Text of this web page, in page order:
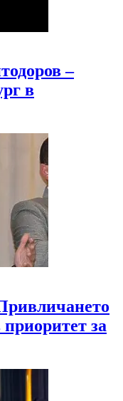
–
в
за